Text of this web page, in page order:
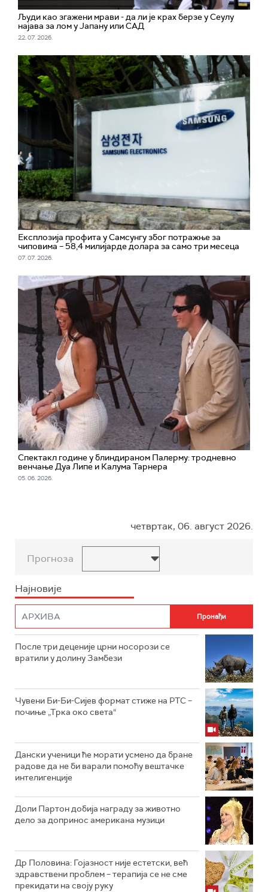
Људи као згажени мрави - да ли је крах берзе у Сеулу
најава за лом у Јапану или САД
22. 07. 2026.
Експлозија профита у Самсунгу због потражње за
чиповима – 58,4 милијарде долара за само три месеца
07. 07. 2026.
Спектакл године у блиндираном Палерму: тродневно
венчање Дуа Липе и Калума Тарнера
05. 06. 2026.
четвртак, 06. август 2026.
Прогноза
Најновије
После три деценије црни носорози се
вратили у долину Замбези
Чувени Би-Би-Сијев формат стиже на РТС –
почиње „Трка око света“
Дански ученици ће морати усмено да бране
радове да не би варали помоћу вештачке
интелигенције
Доли Партон добија награду за животно
дело за допринос американа музици
Др Половина: Гојазност није естетски, већ
здравствени проблем – терапија се не сме
прекидати на своју руку